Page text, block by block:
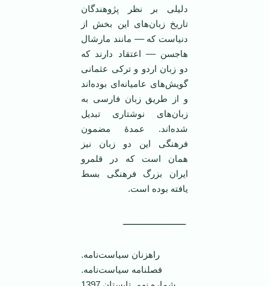
دلیلی بر نظر پژوهندگان
تاریخ زبان‌های این بخش از
دنیاست که –– مانند مارشال
هاجسن –– اعتقاد دارند که
دو زبان اردو و ترکی عثمانی
گویش‌های عامیانه‌ای بوده‌اند
و از طریق زبان فارسی به
زبان‌های نوشتاری تبدیل
شده‌اند. عمدۀ مضمون
فرهنگی این دو زبان نیز
همان است که در قلمرو
ایران بزرگ فرهنگی بسط
یافته بوده است.
ــــــــــــــــــــــــــ
راهزنان سیاست‌نامه.
فصلنامه سیاست‌نامه.